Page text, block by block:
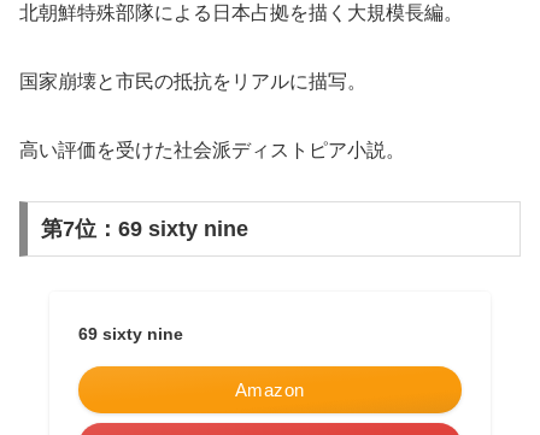
北朝鮮特殊部隊による日本占拠を描く大規模長編。
国家崩壊と市民の抵抗をリアルに描写。
高い評価を受けた社会派ディストピア小説。
第7位：69 sixty nine
69 sixty nine
Amazon